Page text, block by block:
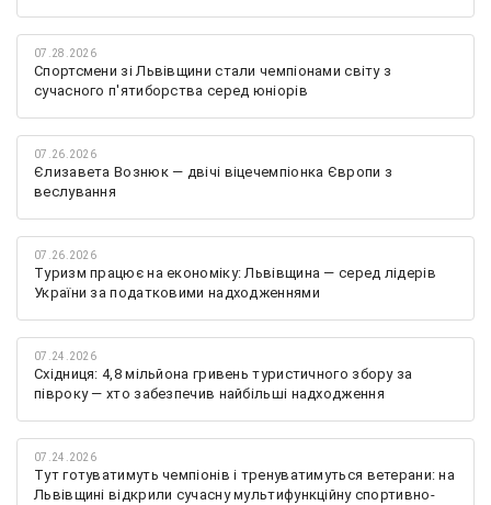
07.28.2026
Спортсмени зі Львівщини стали чемпіонами світу з
сучасного п'ятиборства серед юніорів
07.26.2026
Єлизавета Вознюк — двічі віцечемпіонка Європи з
веслування
07.26.2026
Туризм працює на економіку: Львівщина — серед лідерів
України за податковими надходженнями
07.24.2026
Східниця: 4,8 мільйона гривень туристичного збору за
півроку — хто забезпечив найбільші надходження
07.24.2026
Тут готуватимуть чемпіонів і тренуватимуться ветерани: на
Львівщині відкрили сучасну мультифункційну спортивно-